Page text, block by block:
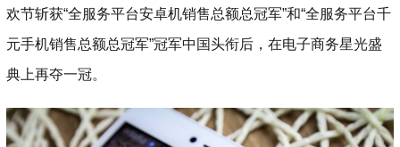
欢节斩获“全服务平台安卓机销售总额总冠军”和“全服务平台千
元手机销售总额总冠军”冠军中国头衔后，在电子商务星光盛
典上再夺一冠。